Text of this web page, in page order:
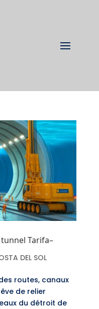
Tarifa–
DEL SOL
routes, canaux
de relier
du détroit de